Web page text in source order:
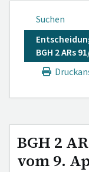
Suchen
BGH 2 ARs
BGH 2
vom 9.